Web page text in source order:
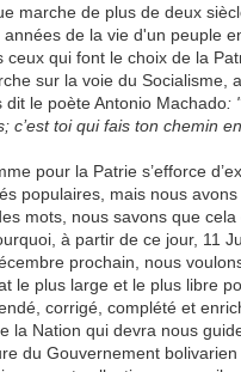
marche de plus de deux
de la vie d'un peuple
ceux qui font le choix de la
sur la voie du Socialisme,
dit le poète Antonio Machado:
c’est toi qui fais ton chemin
pour la Patrie s’efforce
populaires, mais nous
mots, nous savons que
à partir de ce jour, 11
prochain, nous
le plus large et le plus libre
corrigé, complété et
la Nation qui devra nous
du Gouvernement